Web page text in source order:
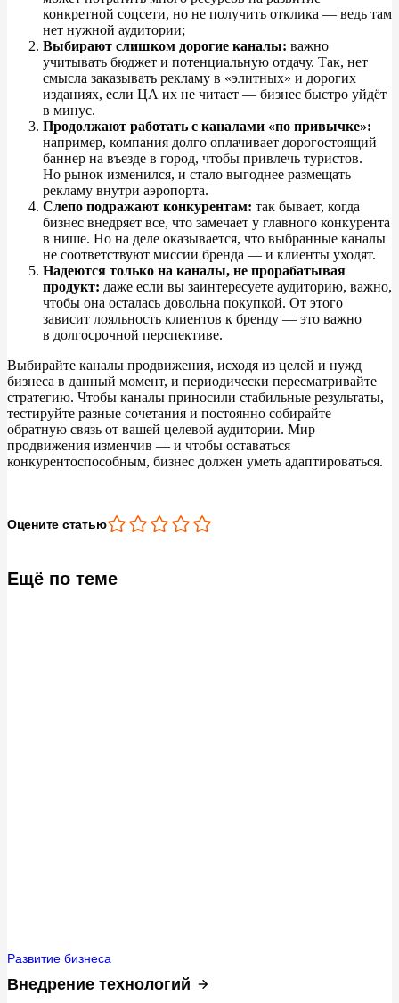
конкретной соцсети, но не получить отклика — ведь там
нет нужной аудитории;
Выбирают слишком дорогие каналы: важно
учитывать бюджет и потенциальную отдачу. Так, нет
смысла заказывать рекламу в «элитных» и дорогих
изданиях, если ЦА их не читает — бизнес быстро уйдёт
в минус.
Продолжают работать с каналами «по привычке»:
например, компания долго оплачивает дорогостоящий
баннер на въезде в город, чтобы привлечь туристов.
Но рынок изменился, и стало выгоднее размещать
рекламу внутри аэропорта.
Слепо подражают конкурентам: так бывает, когда
бизнес внедряет все, что замечает у главного конкурента
в нише. Но на деле оказывается, что выбранные каналы
не соответствуют миссии бренда — и клиенты уходят.
Надеются только на каналы, не прорабатывая
продукт: даже если вы заинтересуете аудиторию, важно,
чтобы она осталась довольна покупкой. От этого
зависит лояльность клиентов к бренду — это важно
в долгосрочной перспективе.
Выбирайте каналы продвижения, исходя из целей и нужд
бизнеса в данный момент, и периодически пересматривайте
стратегию. Чтобы каналы приносили стабильные результаты,
тестируйте разные сочетания и постоянно собирайте
обратную связь от вашей целевой аудитории. Мир
продвижения изменчив — и чтобы оставаться
конкурентоспособным, бизнес должен уметь адаптироваться.
Оцените статью
Ещё по теме
Развитие бизнеса
Внедрение технологий